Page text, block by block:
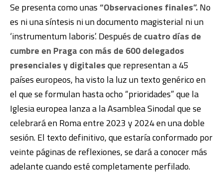
Se presenta como unas“Observaciones finales”.No
es ni una síntesis ni un documento magisterial ni un
‘instrumentum laboris’. Después de cuatro días de
cumbre en Praga con más de 600 delegados
presenciales y digitalesque representan a 45
países europeos, ha visto la luz un texto genérico en
el que se formulan hasta ocho “prioridades” que la
Iglesia europea lanza a la Asamblea Sinodal que se
celebrará en Roma entre 2023 y 2024 en una doble
sesión. El texto definitivo, que estaría conformado por
veinte páginas de reflexiones, se dará a conocer más
adelante cuando esté completamente perfilado.